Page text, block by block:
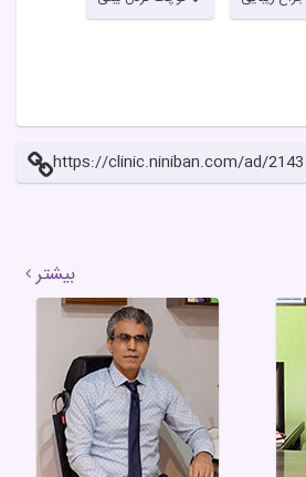
https://clinic.niniban.com/ad/2143
بیشتر